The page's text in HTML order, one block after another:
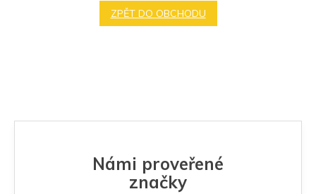
ZPĚT DO OBCHODU
Námi proveřené
značky